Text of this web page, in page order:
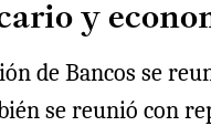
y
de Bancos se
se reunió con